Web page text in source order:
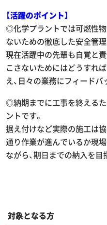
COMPANY
会社
【活躍のポイント】
◎化学プラントでは可燃性物
ないための徹底した安全管理
現在活躍中の先輩も自覚と
こさないためにはどうすれ
え、日々の業務にフィードバ
◎納期までに工事を終える
ントです。
据え付けなど実際の施工は
通り作業が進んでいるか現
ながら、期日までの納入を目
対象となる方